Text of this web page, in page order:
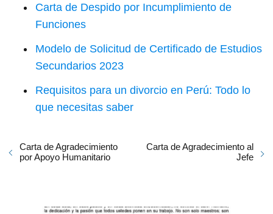
Carta de Despido por Incumplimiento de
Funciones
Modelo de Solicitud de Certificado de Estudios
Secundarios 2023
Requisitos para un divorcio en Perú: Todo lo
que necesitas saber
Carta de Agradecimiento
por Apoyo Humanitario
Carta de Agradecimiento al
Jefe